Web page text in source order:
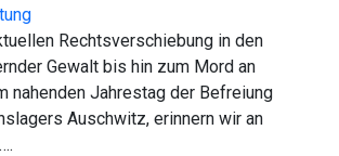
Rechtsverschiebung in den
Gewalt bis hin zum Mord an
nahenden Jahrestag der Befreiung
Auschwitz, erinnern wir an